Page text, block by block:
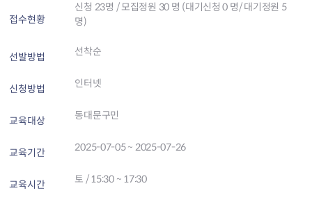
접수현황
신청 23명 / 모집정원 30 명 (대기신청 0 명/ 대기정원 5
명)
선발방법 선착순
신청방법 인터넷
교육대상 동대문구민
교육기간 2025-07-05 ~ 2025-07-26
교육시간 토 / 15:30 ~ 17:30